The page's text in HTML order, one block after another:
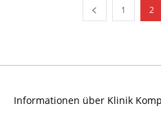
1 2
Informationen über Klinik